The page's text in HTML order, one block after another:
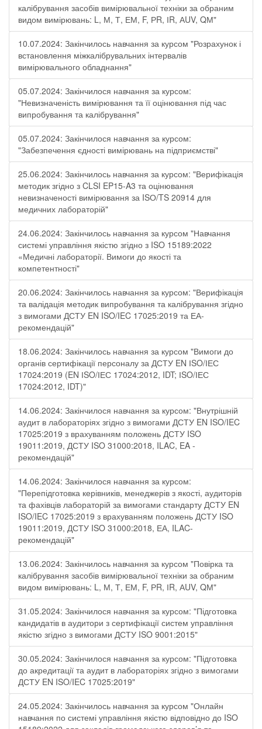
калібрування засобів вимірювальної техніки за обраним
видом вимірювань: L, М, Т, ЕМ, F, РR, ІR, АUV, QМ"
10.07.2024: Закінчилось навчання за курсом "Розрахунок і
встановлення міжкалібрувальних інтервалів
вимірювального обладнання"
05.07.2024: Закінчилося навчання за курсом:
"Невизначеність вимірювання та її оцінювання під час
випробування та калібрування"
05.07.2024: Закінчилося навчання за курсом:
"Забезпечення єдності вимірювань на підприємстві"
25.06.2024: Закінчилось навчання за курсом: "Верифікація
методик згідно з CLSI EP15-A3 та оцінювання
невизначеності вимірювання за ISО/TS 20914 для
медичних лабораторій"
24.06.2024: Закінчилось навчання за курсом "Навчання
системі управління якістю згідно з ISO 15189:2022
«Медичні лабораторії. Вимоги до якості та
компетентності"
20.06.2024: Закінчилось навчання за курсом: "Верифікація
та валідація методик випробування та калібрування згідно
з вимогами ДСТУ EN ISO/IEC 17025:2019 та ЕА-
рекомендацій"
18.06.2024: Закінчилось навчання за курсом "Вимоги до
органів сертифікації персоналу за ДСТУ EN ІSO/ІЕС
17024:2019 (EN ІSO/ІЕС 17024:2012, IDT; ІSO/ІЕС
17024:2012, IDT)"
14.06.2024: Закінчилося навчання за курсом: "Внутрішній
аудит в лабораторіях згідно з вимогами ДСТУ EN ISO/IEC
17025:2019 з врахуванням положень ДСТУ ISO
19011:2019, ДСТУ ISO 31000:2018, ILAC, EA -
рекомендацій"
14.06.2024: Закінчилося навчання за курсом:
"Перепідготовка керівників, менеджерів з якості, аудиторів
та фахівців лабораторій за вимогами стандарту ДСТУ EN
ISO/IEC 17025:2019 з врахуванням положень ДСТУ ISO
19011:2019, ДСТУ ISO 31000:2018, ЕА, ILAC-
рекомендацій"
13.06.2024: Закінчилось навчання за курсом "Повірка та
калібрування засобів вимірювальної техніки за обраним
видом вимірювань: L, М, Т, ЕМ, F, РR, ІR, АUV, QМ"
31.05.2024: Закінчилося навчання за курсом: "Підготовка
кандидатів в аудитори з сертифікації систем управління
якістю згідно з вимогами ДСТУ ISO 9001:2015"
30.05.2024: Закінчилося навчання за курсом: "Підготовка
до акредитації та аудит в лабораторіях згідно з вимогами
ДСТУ EN ISO/IEC 17025:2019"
24.05.2024: Закінчилось навчання за курсом "Онлайн
навчання по системі управління якістю відповідно до ISO